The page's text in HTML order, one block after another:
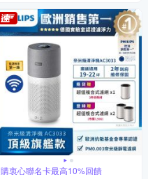
購衷心聯名卡最高10%回饋